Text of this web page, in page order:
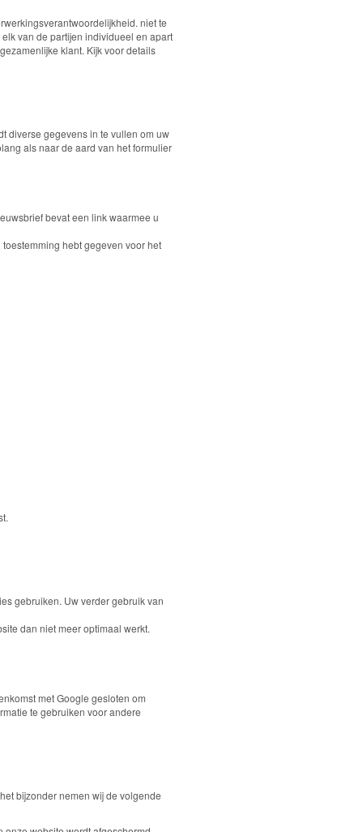
niet te
van de partijen individueel en apart
klant. Kijk voor details
diverse gegevens in te vullen om uw
als naar de aard van het formulier
bevat een link waarmee u
hebt gegeven voor het
gebruiken. Uw verder gebruik van
dan niet meer optimaal werkt.
met Google gesloten om
te gebruiken voor andere
bijzonder nemen wij de volgende